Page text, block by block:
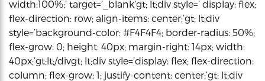
width:100%;’ target=’_blank’gt; lt;div style=’ display: flex;
flex-direction: row; align-items: center;’gt; lt;div
style=’background-color: #F4F4F4; border-radius: 50%;
flex-grow: 0; height: 40px; margin-right: 14px; width:
40px;’gt;lt;/divgt; lt;div style=’display: flex; flex-direction:
column; flex-grow: 1; justify-content: center;’gt; lt;div